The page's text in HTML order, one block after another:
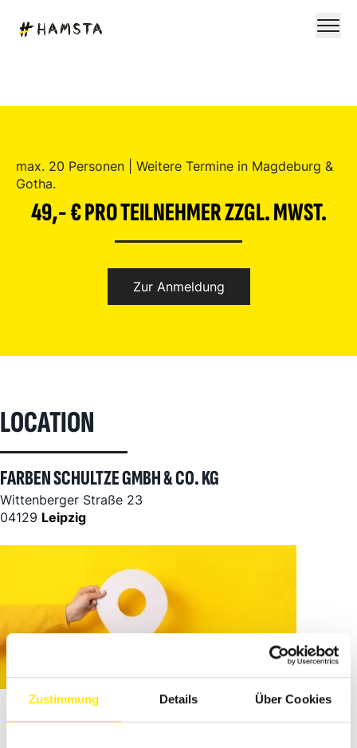
Zustimmung Details Über Cookies
max. 20 Personen | Weitere Termine in Magdeburg &
Gotha.
49,- € PRO TEILNEHMER ZZGL. MWST.
Zur Anmeldung
LOCATION
FARBEN SCHULTZE GMBH & CO. KG
Wittenberger Straße 23
04129 Leipzig